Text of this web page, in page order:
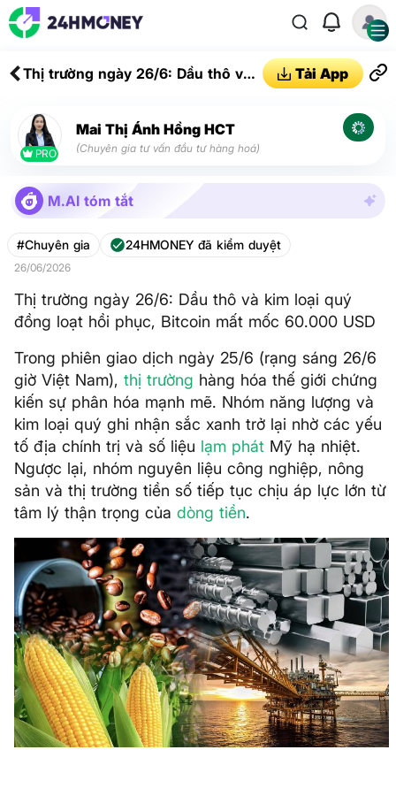
Thị trường ngày 26/6: Dầu thô và
Bitcoin mất mốc 60.000 USD
Tải App
PRO
Mai Thị Ánh Hồng HCT
(Chuyên gia tư vấn đầu tư hàng hoá)
M.AI tóm tắt
#Chuyên gia 24HMONEY đã kiểm duyệt
26/06/2026
Thị trường ngày 26/6: Dầu thô và kim loại quý
đồng loạt hồi phục, Bitcoin mất mốc 60.000 USD
Trong phiên giao dịch ngày 25/6 (rạng sáng 26/6
giờ Việt Nam), thị trường hàng hóa thế giới chứng
kiến sự phân hóa mạnh mẽ. Nhóm năng lượng và
kim loại quý ghi nhận sắc xanh trở lại nhờ các yếu
tố địa chính trị và số liệu lạm phát Mỹ hạ nhiệt.
Ngược lại, nhóm nguyên liệu công nghiệp, nông
sản và thị trường tiền số tiếp tục chịu áp lực lớn từ
tâm lý thận trọng của dòng tiền.